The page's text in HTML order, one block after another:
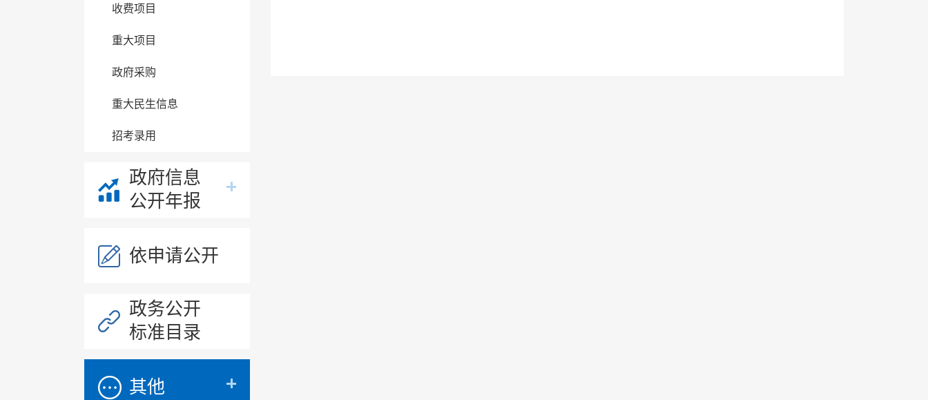
收费项目
重大项目
政府采购
重大民生信息
招考录用
政府信息
公开年报
依申请公开
政务公开
标准目录
其他